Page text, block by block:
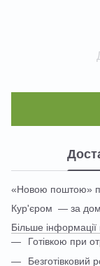
«Новою поштою»
Кур'єром — за
Більше інформації
Готівкою при
Безготівковий